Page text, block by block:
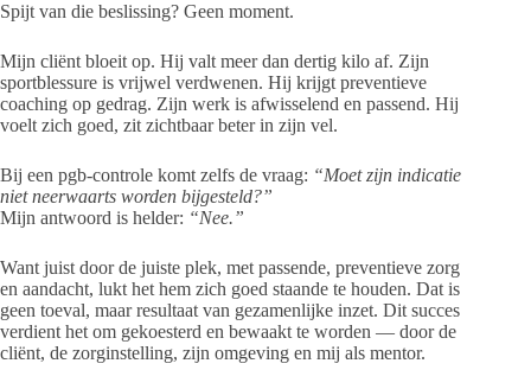
Spijt van die beslissing? Geen moment.
Mijn cliënt bloeit op. Hij valt meer dan dertig kilo af. Zijn
sportblessure is vrijwel verdwenen. Hij krijgt preventieve
coaching op gedrag. Zijn werk is afwisselend en passend. Hij
voelt zich goed, zit zichtbaar beter in zijn vel.
Bij een pgb-controle komt zelfs de vraag: “Moet zijn indicatie
niet neerwaarts worden bijgesteld?”
Mijn antwoord is helder: “Nee.”
Want juist door de juiste plek, met passende, preventieve zorg
en aandacht, lukt het hem zich goed staande te houden. Dat is
geen toeval, maar resultaat van gezamenlijke inzet. Dit succes
verdient het om gekoesterd en bewaakt te worden — door de
cliënt, de zorginstelling, zijn omgeving en mij als mentor.